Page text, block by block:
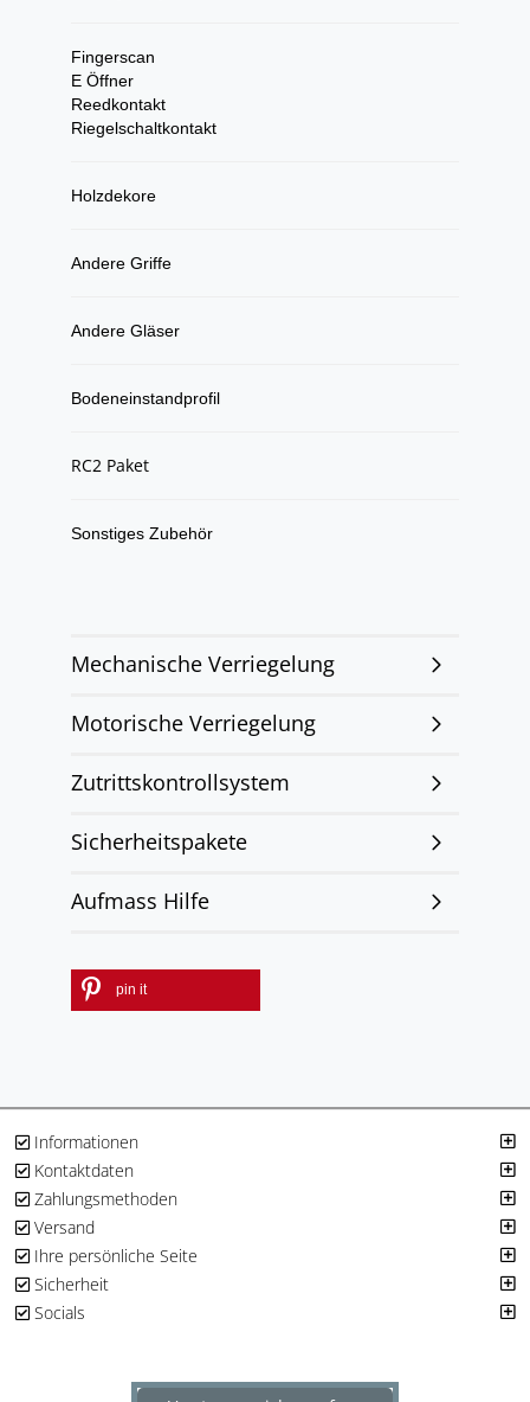
Fingerscan
E Öffner
Reedkontakt
Riegelschaltkontakt
Holzdekore
Andere Griffe
Andere Gläser
Bodeneinstandprofil
RC2 Paket
Sonstiges Zubehör
Mechanische Verriegelung
Motorische Verriegelung
Zutrittskontrollsystem
Sicherheitspakete
Aufmass Hilfe
pin it
Informationen
Kontaktdaten
Zahlungsmethoden
Versand
Ihre persönliche Seite
Sicherheit
Socials